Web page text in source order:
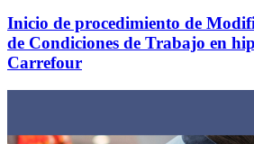
Inicio de procedimiento de
de Condiciones de Trabajo en
Carrefour